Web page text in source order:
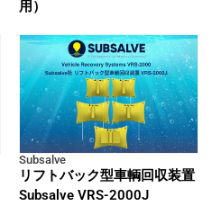
用）
Subsalve
リフトバック型車輌回収装置
Subsalve VRS-2000J